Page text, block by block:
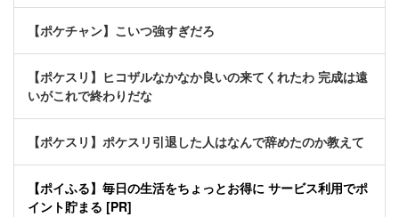
【ポケチャン】こいつ強すぎだろ
【ポケスリ】ヒコザルなかなか良いの来てくれたわ 完成は遠
いがこれで終わりだな
【ポケスリ】ポケスリ引退した人はなんで辞めたのか教えて
【ポイふる】毎日の生活をちょっとお得に サービス利用でポ
イント貯まる [PR]